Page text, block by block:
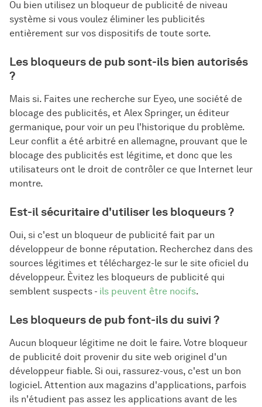
Ou bien utilisez un bloqueur de publicité de niveau
système si vous voulez éliminer les publicités
entièrement sur vos dispositifs de toute sorte.
Les bloqueurs de pub sont-ils bien autorisés
?
Mais si. Faites une recherche sur Eyeo, une société de
blocage des publicités, et Alex Springer, un éditeur
germanique, pour voir un peu l'historique du problème.
Leur conflit a été arbitré en allemagne, prouvant que le
blocage des publicités est légitime, et donc que les
utilisateurs ont le droit de contrôler ce que Internet leur
montre.
Est-il sécuritaire d'utiliser les bloqueurs ?
Oui, si c'est un bloqueur de publicité fait par un
développeur de bonne réputation. Recherchez dans des
sources légitimes et téléchargez-le sur le site oficiel du
développeur. Èvitez les bloqueurs de publicité qui
semblent suspects - ils peuvent être nocifs.
Les bloqueurs de pub font-ils du suivi ?
Aucun bloqueur légitime ne doit le faire. Votre bloqueur
de publicité doit provenir du site web originel d'un
développeur fiable. Si oui, rassurez-vous, c'est un bon
logiciel. Attention aux magazins d'applications, parfois
ils n'étudient pas assez les applications avant de les